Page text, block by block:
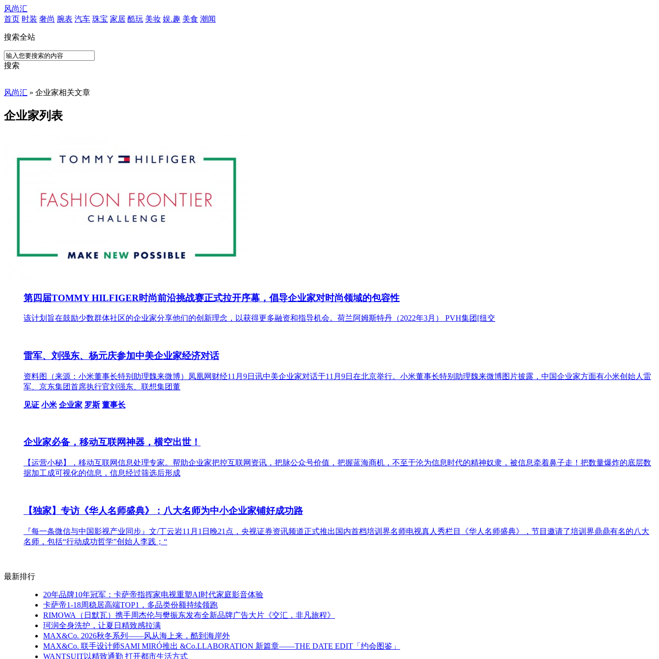
风尚汇
首页 时装 奢尚 腕表 汽车 珠宝 家居 酷玩 美妆 娱.趣 美食 潮闻
搜索全站
搜索
风尚汇 » 企业家相关文章
企业家列表
第四届TOMMY HILFIGER时尚前沿挑战赛正式拉开序幕，倡导企业家对时尚领域的包容性
该计划旨在鼓励少数群体社区的企业家分享他们的创新理念，以获得更多融资和指导机会。荷兰阿姆斯特丹（2022年3月） PVH集团[纽交
雷军、刘强东、杨元庆参加中美企业家经济对话
资料图（来源：小米董事长特别助理魏来微博）凤凰网财经11月9日讯中美企业家对话于11月9日在北京举行。小米董事长特别助理魏来微博图片披露，中国企业家方面有小米创始人雷
军、京东集团首席执行官刘强东、联想集团董
见证 小米 企业家 罗斯 董事长
企业家必备，移动互联网神器，横空出世！
【运营小秘】，移动互联网信息处理专家。帮助企业家把控互联网资讯，把脉公众号价值，把握蓝海商机，不至于沦为信息时代的精神奴隶，被信息牵着鼻子走！把数量爆炸的底层数
据加工成可视化的信息，信息经过筛选后形成
【独家】专访《华人名师盛典》：八大名师为中小企业家铺好成功路
『每一条微信与中国影视产业同步』文/丁云岩11月1日晚21点，央视证券资讯频道正式推出国内首档培训界名师电视真人秀栏目《华人名师盛典》，节目邀请了培训界鼎鼎有名的八大
名师，包括“行动成功哲学”创始人李践；“
最新排行
20年品牌10年冠军：卡萨帝指挥家电视重塑AI时代家庭影音体验
卡萨帝1-18周稳居高端TOP1，多品类份额持续领跑
RIMOWA（日默瓦）携手周杰伦与樊振东发布全新品牌广告大片《交汇，非凡旅程》
珂润全身洗护，让夏日精致感拉满
MAX&Co. 2026秋冬系列——风从海上来，酷到海岸外
MAX&Co. 联手设计师SAMI MIRÓ推出 &Co.LLABORATION 新篇章——THE DATE EDIT「约会图鉴」
WANTSUIT以精致通勤 打开都市生活方式